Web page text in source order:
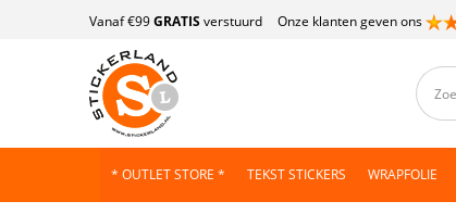
Vanaf €99GRATIS verstuurd Onze klanten geven ons
* OUTLET STORE * TEKST STICKERS WRAPFOLIE